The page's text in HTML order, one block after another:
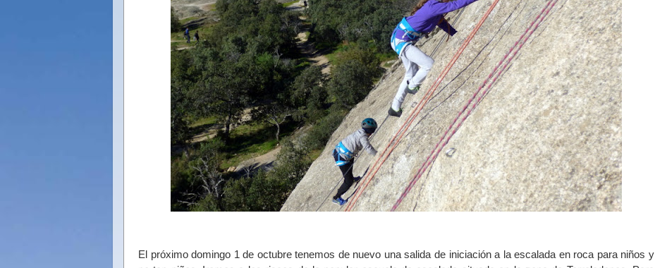
El próximo domingo 1 de octubre tenemos de nuevo una salida de iniciación a la escalada en roca para niños y